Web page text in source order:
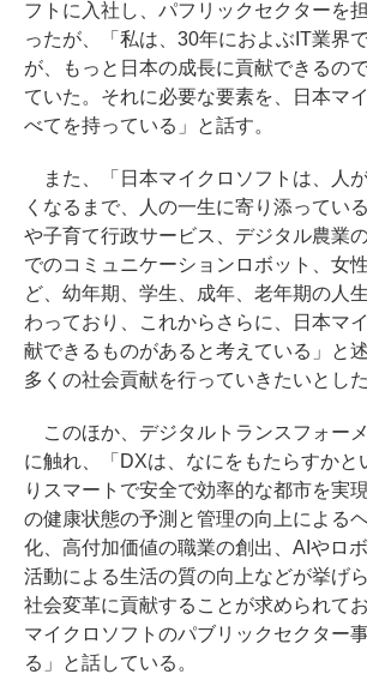
フトに入社し、パフリックセクターを
ったが、「私は、30年におよぶIT業界
が、もっと日本の成長に貢献できるの
ていた。それに必要な要素を、日本マ
べてを持っている」と話す。
また、「日本マイクロソフトは、人
くなるまで、人の一生に寄り添ってい
や子育て行政サービス、デジタル農業
でのコミュニケーションロボット、女
ど、幼年期、学生、成年、老年期の人
わっており、これからさらに、日本マ
献できるものがあると考えている」と
多くの社会貢献を行っていきたいとした
このほか、デジタルトランスフォーメ
に触れ、「DXは、なにをもたらすかと
りスマートで安全で効率的な都市を実
の健康状態の予測と管理の向上による
化、高付加価値の職業の創出、AIやロ
活動による生活の質の向上などが挙げ
社会変革に貢献することが求められて
マイクロソフトのパブリックセクター
る」と話している。